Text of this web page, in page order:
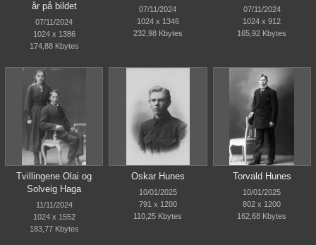
år på bildet
07/11/2024
1024 x 1386
174,88 Kbytes
07/11/2024
1024 x 1346
232,98 Kbytes
07/11/2024
1024 x 912
165,92 Kbytes
Tvillingene Olai og
Solveig Haga
11/11/2024
1024 x 1552
183,77 Kbytes
Oskar Hunes
10/01/2025
791 x 1200
110,25 Kbytes
Torvald Hunes
10/01/2025
802 x 1200
162,68 Kbytes